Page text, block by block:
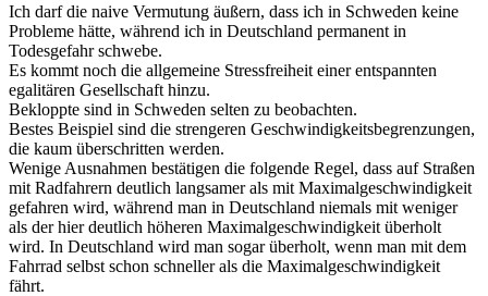
Ich darf die naive Vermutung äußern, dass ich in Schweden keine
Probleme hätte, während ich in Deutschland permanent in
Todesgefahr schwebe.
Es kommt noch die allgemeine Stressfreiheit einer entspannten
egalitären Gesellschaft hinzu.
Bekloppte sind in Schweden selten zu beobachten.
Bestes Beispiel sind die strengeren Geschwindigkeitsbegrenzungen,
die kaum überschritten werden.
Wenige Ausnahmen bestätigen die folgende Regel, dass auf Straßen
mit Radfahrern deutlich langsamer als mit Maximalgeschwindigkeit
gefahren wird, während man in Deutschland niemals mit weniger
als der hier deutlich höheren Maximalgeschwindigkeit überholt
wird. In Deutschland wird man sogar überholt, wenn man mit dem
Fahrrad selbst schon schneller als die Maximalgeschwindigkeit
fährt.